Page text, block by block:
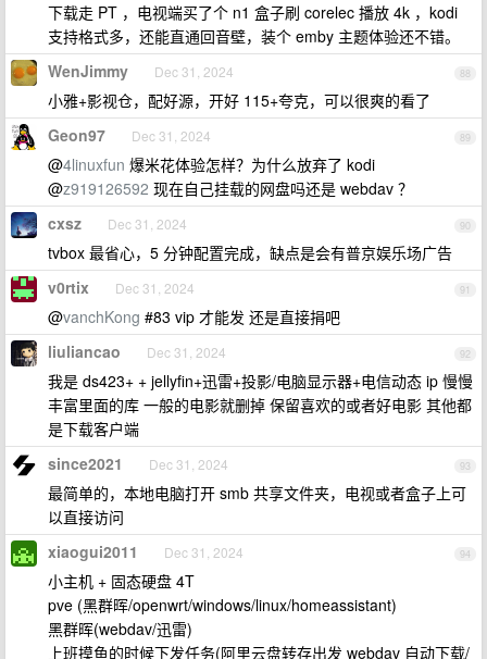
下载走 PT ，电视端买了个 n1 盒子刷 corelec 播放 4k ，kodi
支持格式多，还能直通回音壁，装个 emby 主题体验还不错。
88
WenJimmy Dec 31, 2024
小雅+影视仓，配好源，开好 115+夸克，可以很爽的看了
89
Geon97 Dec 31, 2024
@4linuxfun 爆米花体验怎样？为什么放弃了 kodi
@z919126592 现在自己挂载的网盘吗还是 webdav ？
90
cxsz Dec 31, 2024
tvbox 最省心，5 分钟配置完成，缺点是会有普京娱乐场广告
91
v0rtix Dec 31, 2024
@vanchKong #83 vip 才能发 还是直接捐吧
92
liuliancao Dec 31, 2024
我是 ds423+ + jellyfin+迅雷+投影/电脑显示器+电信动态 ip 慢慢
丰富里面的库 一般的电影就删掉 保留喜欢的或者好电影 其他都
是下载客户端
93
since2021 Dec 31, 2024
最简单的，本地电脑打开 smb 共享文件夹，电视或者盒子上可
以直接访问
94
xiaogui2011 Dec 31, 2024
小主机 + 固态硬盘 4T
pve (黑群晖/openwrt/windows/linux/homeassistant)
黑群晖(webdav/迅雷)
上班摸鱼的时候下发任务(阿里云盘转存出发 webdav 自动下载/